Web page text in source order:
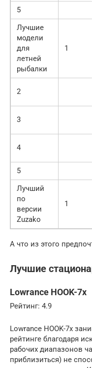
5
Лучшие
модели
для
летней
рыбалки
1
2
3
4
5
Лучший
по
версии
Zuzako
1
А что из этого
Лучшие
Lowrance HOOK-7x
Рейтинг: 4.9
Lowrance HOOK-7x
рейтинге благодаря
рабочих диапазонов
приблизиться) не